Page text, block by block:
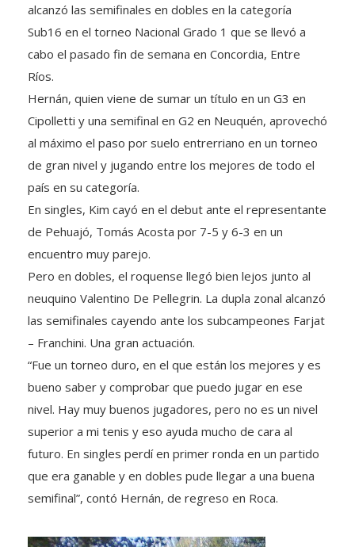
alcanzó las semifinales en dobles en la categoría
Sub16 en el torneo Nacional Grado 1 que se llevó a
cabo el pasado fin de semana en Concordia, Entre
Ríos.
Hernán, quien viene de sumar un título en un G3 en
Cipolletti y una semifinal en G2 en Neuquén, aprovechó
al máximo el paso por suelo entrerriano en un torneo
de gran nivel y jugando entre los mejores de todo el
país en su categoría.
En singles, Kim cayó en el debut ante el representante
de Pehuajó, Tomás Acosta por 7-5 y 6-3 en un
encuentro muy parejo.
Pero en dobles, el roquense llegó bien lejos junto al
neuquino Valentino De Pellegrin. La dupla zonal alcanzó
las semifinales cayendo ante los subcampeones Farjat
– Franchini. Una gran actuación.
“Fue un torneo duro, en el que están los mejores y es
bueno saber y comprobar que puedo jugar en ese
nivel. Hay muy buenos jugadores, pero no es un nivel
superior a mi tenis y eso ayuda mucho de cara al
futuro. En singles perdí en primer ronda en un partido
que era ganable y en dobles pude llegar a una buena
semifinal”, contó Hernán, de regreso en Roca.